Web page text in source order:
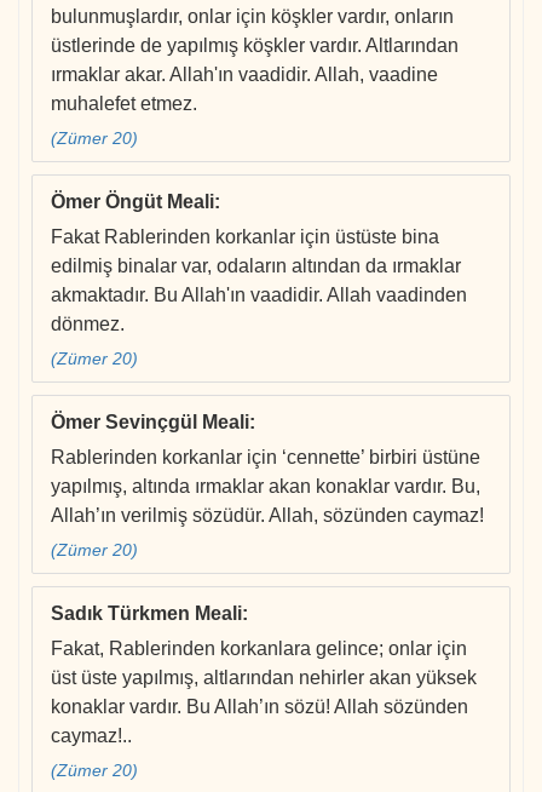
bulunmuşlardır, onlar için köşkler vardır, onların
üstlerinde de yapılmış köşkler vardır. Altlarından
ırmaklar akar. Allah'ın vaadidir. Allah, vaadine
muhalefet etmez.
(Zümer 20)
Ömer Öngüt Meali:
Fakat Rablerinden korkanlar için üstüste bina
edilmiş binalar var, odaların altından da ırmaklar
akmaktadır. Bu Allah'ın vaadidir. Allah vaadinden
dönmez.
(Zümer 20)
Ömer Sevinçgül Meali:
Rablerinden korkanlar için ‘cennette’ birbiri üstüne
yapılmış, altında ırmaklar akan konaklar vardır. Bu,
Allah’ın verilmiş sözüdür. Allah, sözünden caymaz!
(Zümer 20)
Sadık Türkmen Meali:
Fakat, Rablerinden korkanlara gelince; onlar için
üst üste yapılmış, altlarından nehirler akan yüksek
konaklar vardır. Bu Allah’ın sözü! Allah sözünden
caymaz!..
(Zümer 20)